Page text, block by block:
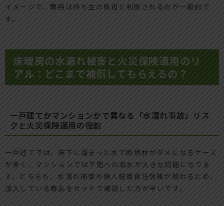
イメージで、費用は持ち主の負担と判断されるのが一般的で
す。
床暖房の水漏れ被害と火災保険適用のリ
アル：どこまで補償してもらえるの？
一戸建てかマンションかで異なる「水濡れ事故」リス
クと火災保険適用の役割
一戸建てでは、床下に溜まった水で断熱材がダメになるケース
が多く、マンションでは下階への漏水が大きな問題になりま
す。どちらも、水濡れ補償や個人賠償責任保険が関わるため、
加入している商品をセットで確認した方が早いです。